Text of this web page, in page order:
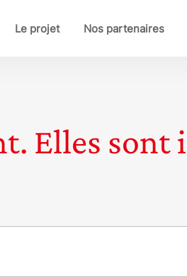
Le projet Nos partenaires
Elles sont